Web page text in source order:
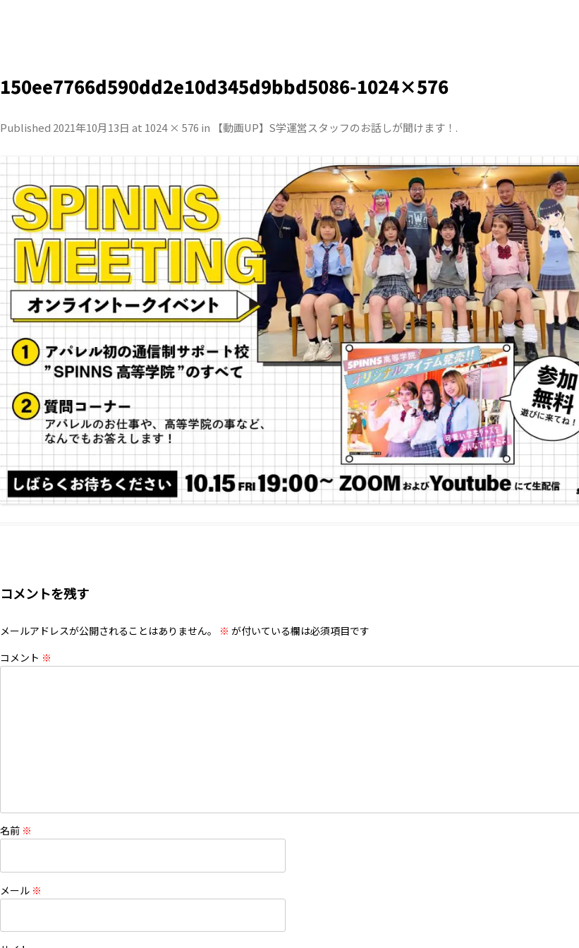
150ee7766d590dd2e10d345d9bbd5086-1024×576
Published 2021年10月13日 at 1024 × 576 in 【動画UP】S学運営スタッフのお話しが聞けます！ .
コメントを残す
メールアドレスが公開されることはありません。 ※ が付いている欄は必須項目です
コメント ※
名前 ※
メール ※